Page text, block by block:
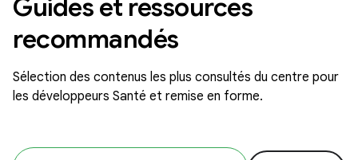
Guides et ressources
recommandés
Sélection des contenus les plus consultés du centre pour
les développeurs Santé et remise en forme.